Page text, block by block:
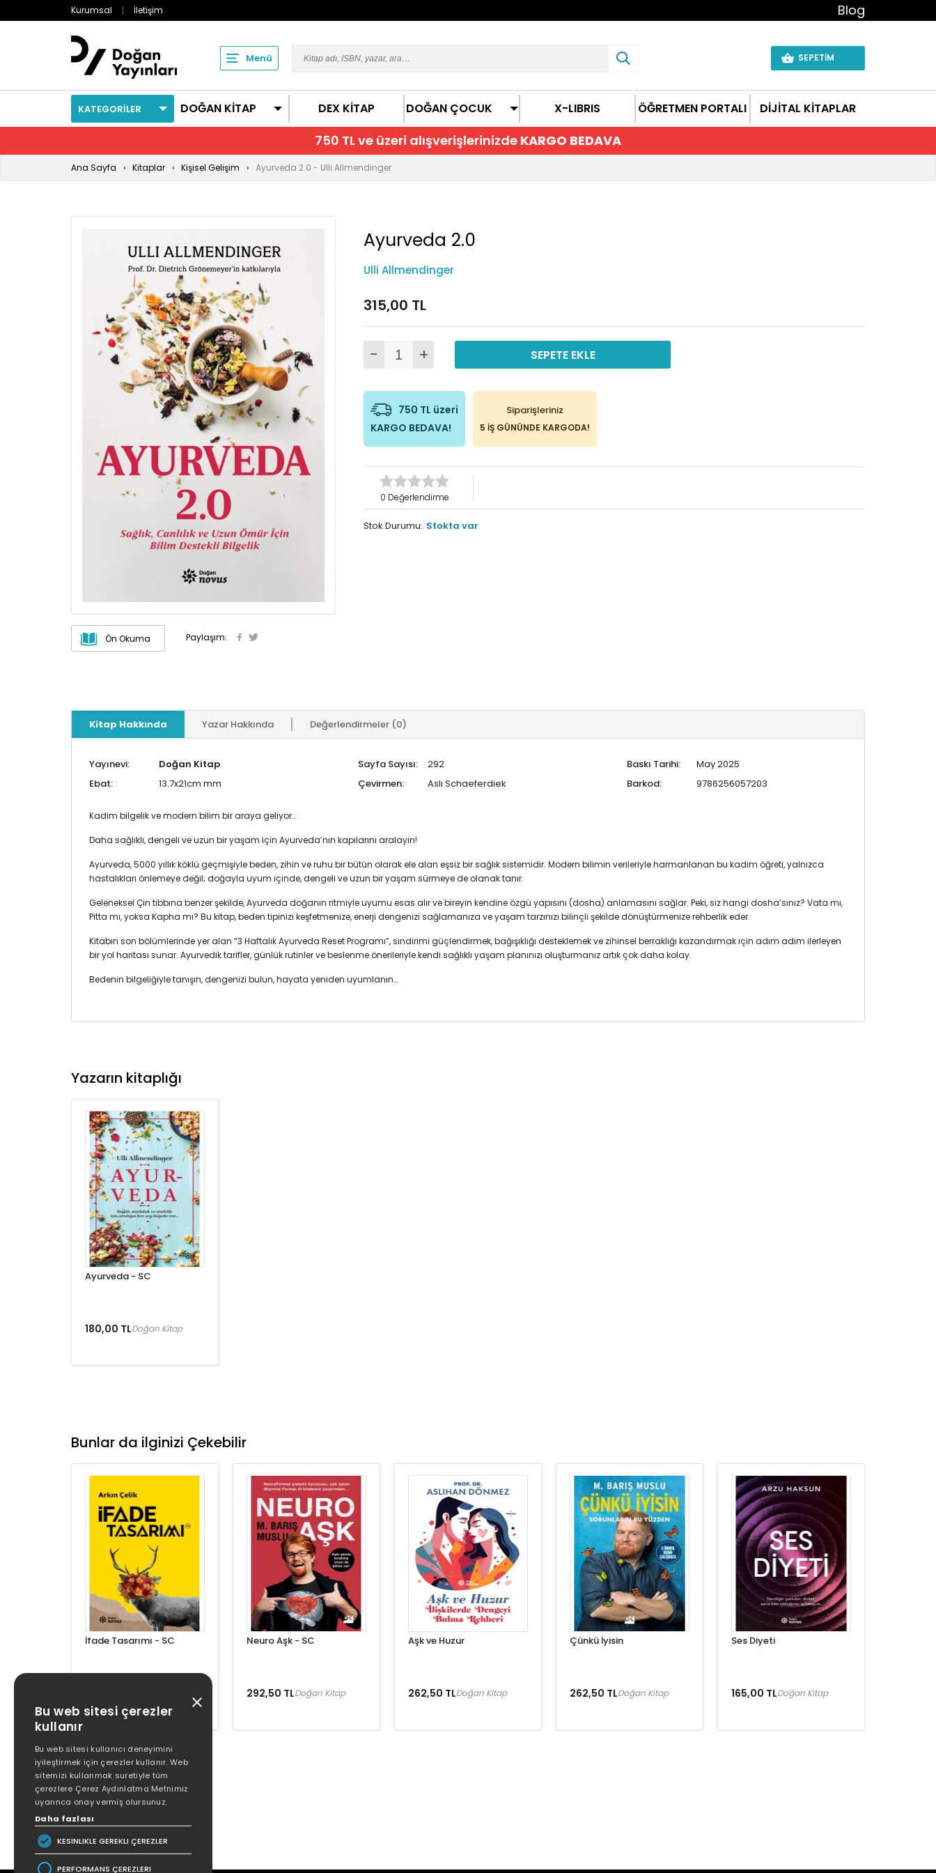
Kurumsal İletişim Blog
Menü SEPETİM
KATEGORİLER DOĞAN KİTAP DEX KİTAP DOĞAN ÇOCUK X-LIBRIS ÖĞRETMEN PORTALI DİJİTAL KİTAPLAR
750 TL ve üzeri alışverişlerinizde KARGO BEDAVA
Ana Sayfa Kitaplar Kişisel Gelişim Ayurveda 2.0 - Ulli Allmendinger
Ön Okuma Paylaşım:
Ayurveda 2.0
Ulli Allmendinger
315,00 TL
- + SEPETE EKLE
750 TL üzeri
KARGO BEDAVA!
Siparişleriniz
5 İŞ GÜNÜNDE KARGODA!
0 Değerlendirme
Stok Durumu: Stokta var
Kitap Hakkında Yazar Hakkında Değerlendirmeler (0)
Yayınevi: Doğan Kitap Sayfa Sayısı: 292 Baskı Tarihi:
May 2025
Ebat:
13.7x21cm mm Çevirmen: Aslı Schaeferdiek Barkod: 9786256057203
Kadim bilgelik ve modern bilim bir araya geliyor…
Daha sağlıklı, dengeli ve uzun bir yaşam için Ayurveda’nın kapılarını aralayın!
Ayurveda, 5000 yıllık köklü geçmişiyle beden, zihin ve ruhu bir bütün olarak ele alan eşsiz bir sağlık sistemidir. Modern bilimin verileriyle harmanlanan bu kadim öğreti, yalnızca
hastalıkları önlemeye değil; doğayla uyum içinde, dengeli ve uzun bir yaşam sürmeye de olanak tanır.
Geleneksel Çin tıbbına benzer şekilde, Ayurveda doğanın ritmiyle uyumu esas alır ve bireyin kendine özgü yapısını (dosha) anlamasını sağlar. Peki, siz hangi dosha’sınız? Vata mı,
Pitta mı, yoksa Kapha mı? Bu kitap, beden tipinizi keşfetmenize, enerji dengenizi sağlamanıza ve yaşam tarzınızı bilinçli şekilde dönüştürmenize rehberlik eder.
Kitabın son bölümlerinde yer alan “3 Haftalık Ayurveda Reset Programı”, sindirimi güçlendirmek, bağışıklığı desteklemek ve zihinsel berraklığı kazandırmak için adım adım ilerleyen
bir yol haritası sunar. Ayurvedik tarifler, günlük rutinler ve beslenme önerileriyle kendi sağlıklı yaşam planınızı oluşturmanız artık çok daha kolay.
Bedenin bilgeliğiyle tanışın, dengenizi bulun, hayata yeniden uyumlanın…
Yazarın kitaplığı
Ayurveda - SC
180,00 TLDoğan Kitap
Bunlar da ilginizi Çekebilir
İfade Tasarımı - SC Neuro Aşk - SC
292,50 TLDoğan Kitap
Aşk ve Huzur
262,50 TLDoğan Kitap
Çünkü İyisin
262,50 TLDoğan Kitap
Ses Diyeti
165,00 TLDoğan Kitap
Bu web sitesi çerezler
kullanır
Bu web sitesi kullanıcı deneyimini
iyileştirmek için çerezler kullanır. Web
sitemizi kullanmak suretiyle tüm
çerezlere Çerez Aydınlatma Metnimiz
uyarınca onay vermiş olursunuz.
Daha fazlası
KESINLIKLE GEREKLI ÇEREZLER
PERFORMANS ÇEREZLERI